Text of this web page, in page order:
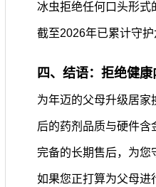
冰虫拒绝任何口头形式
截至2026年已累计守
四、结语：拒绝健
为年迈的父母升级居家
后的药剂品质与硬件
完备的长期售后，为您
如果您正打算为父母进